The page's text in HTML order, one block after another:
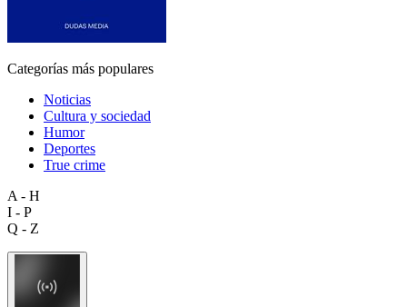
Categorías más populares
Noticias
Cultura y sociedad
Humor
Deportes
True crime
A - H
I - P
Q - Z